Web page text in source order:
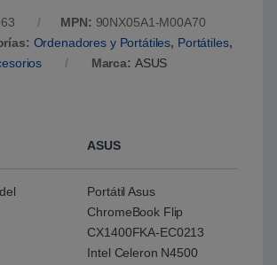
MPN: 90NX05A1-M00A70
Ordenadores y Portátiles, Portátiles,
Marca: ASUS
ASUS
Portátil Asus
ChromeBook Flip
CX1400FKA-EC0213
Intel Celeron N4500